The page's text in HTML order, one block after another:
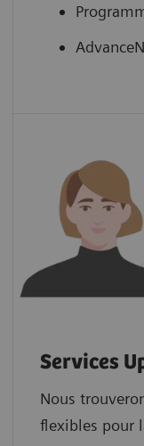
Services
Nous
flexibles pour